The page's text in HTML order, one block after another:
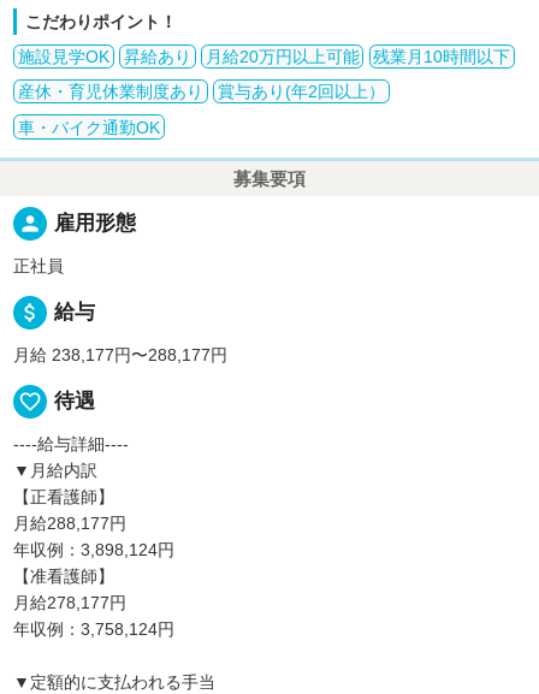
こだわりポイント！
施設見学OK
昇給あり 月給20万円以上可能
残業月10時間以下
産休・育児休業制度あり
賞与あり(年2回以上）
車・バイク通勤OK
募集要項
person 雇用形態
正社員
attach_money 給与
月給 238,177円〜288,177円
favorite_border 待遇
----給与詳細----
▼月給内訳
【正看護師】
月給288,177円
年収例：3,898,124円
【准看護師】
月給278,177円
年収例：3,758,124円
▼定額的に支払われる手当